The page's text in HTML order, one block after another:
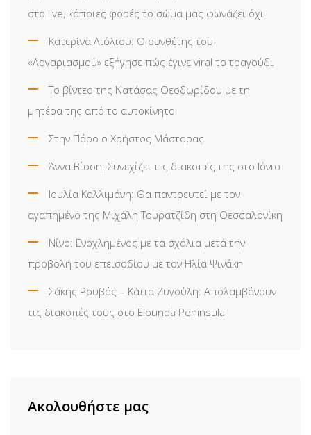
στο live, κάποιες φορές το σώμα μας φωνάζει όχι
Κατερίνα Λιόλιου: Ο συνθέτης του
«Λογαριασμού» εξήγησε πώς έγινε viral το τραγούδι
Το βίντεο της Νατάσας Θεοδωρίδου με τη
μητέρα της από το αυτοκίνητο
Στην Πάρο ο Χρήστος Μάστορας
Άννα Βίσση: Συνεχίζει τις διακοπές της στο Ιόνιο
Ιουλία Καλλιμάνη: Θα παντρευτεί με τον
αγαπημένο της Μιχάλη Τουρατζίδη στη Θεσσαλονίκη
Νίνο: Ενοχλημένος με τα σχόλια μετά την
προβολή του επεισοδίου με τον Ηλία Ψινάκη
Σάκης Ρουβάς – Κάτια Ζυγούλη: Απολαμβάνουν
τις διακοπές τους στο Elounda Peninsula
Ακολουθήστε μας